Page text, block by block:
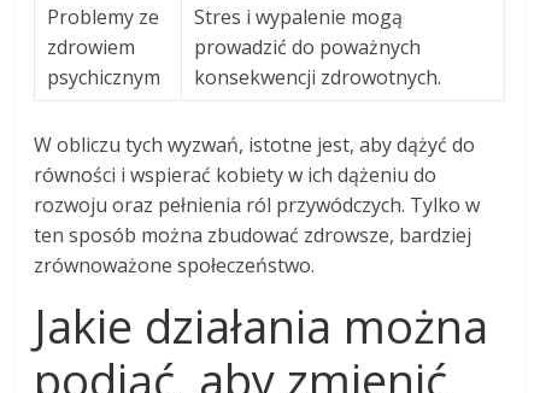
Problemy ze
zdrowiem
psychicznym
Stres i wypalenie mogą
prowadzić do poważnych
konsekwencji zdrowotnych.
W obliczu tych wyzwań, istotne jest, aby dążyć do
równości i wspierać kobiety w ich dążeniu do
rozwoju oraz pełnienia ról przywódczych. Tylko w
ten sposób można zbudować zdrowsze, bardziej
zrównoważone społeczeństwo.
Jakie działania można
podjąć, aby zmienić